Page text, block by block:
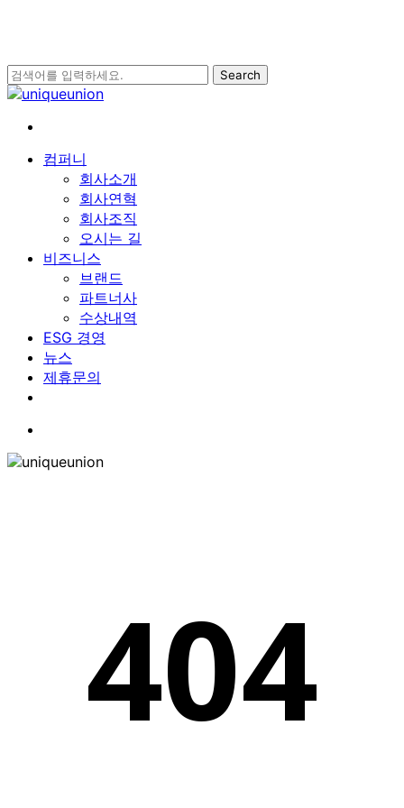
content
Search
Close
search
Menu 컴퍼니
회사소개
회사연혁
회사조직
오시는 길
비즈니스
브랜드
파트너사
수상내역
ESG 경영
뉴스
제휴문의
404